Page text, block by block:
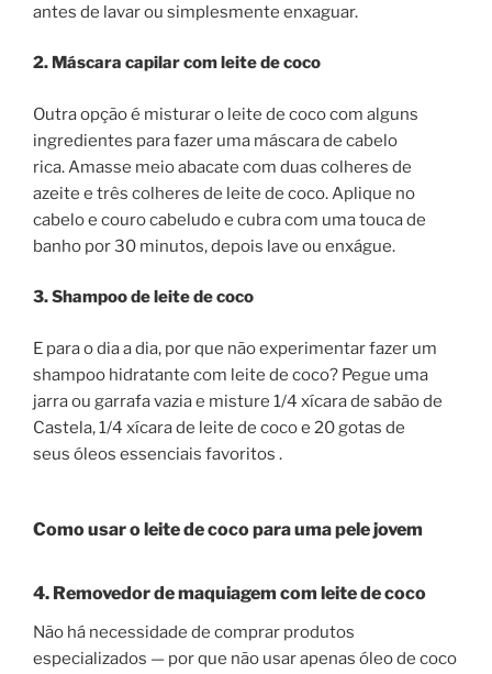
antes de lavar ou simplesmente enxaguar.
2. Máscara capilar com leite de coco
Outra opção é misturar o leite de coco com alguns
ingredientes para fazer uma máscara de cabelo
rica. Amasse meio abacate com duas colheres de
azeite e três colheres de leite de coco. Aplique no
cabelo e couro cabeludo e cubra com uma touca de
banho por 30 minutos, depois lave ou enxágue.
3. Shampoo de leite de coco
E para o dia a dia, por que não experimentar fazer um
shampoo hidratante com leite de coco? Pegue uma
jarra ou garrafa vazia e misture 1/4 xícara de sabão de
Castela, 1/4 xícara de leite de coco e 20 gotas de
seus óleos essenciais favoritos .
Como usar o leite de coco para uma pele jovem
4. Removedor de maquiagem com leite de coco
Não há necessidade de comprar produtos
especializados — por que não usar apenas óleo de coco